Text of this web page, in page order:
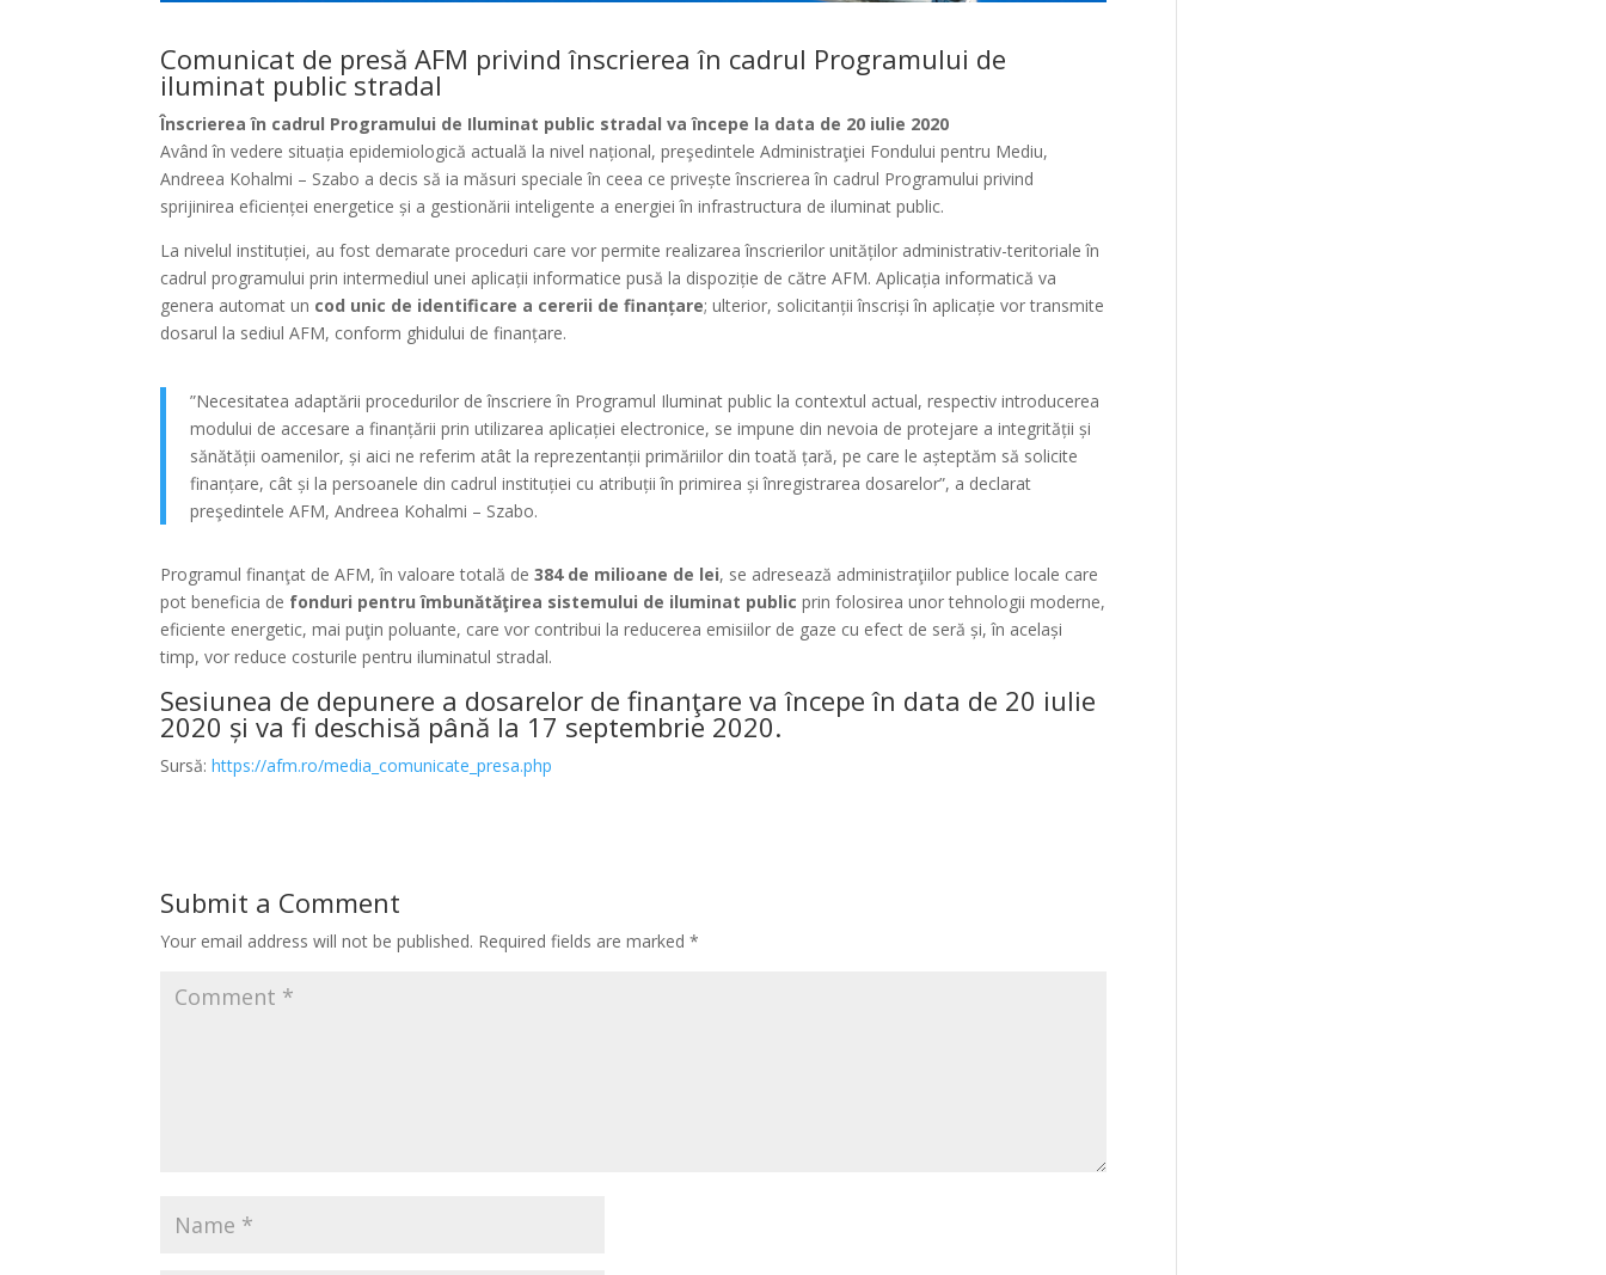
Comunicat de presă AFM privind înscrierea în cadrul Programului de
iluminat public stradal
Înscrierea în cadrul Programului de Iluminat public stradal va începe la data de 20 iulie 2020
Având în vedere situația epidemiologică actuală la nivel național, preşedintele Administraţiei Fondului pentru Mediu,
Andreea Kohalmi – Szabo a decis să ia măsuri speciale în ceea ce privește înscrierea în cadrul Programului privind
sprijinirea eficienței energetice și a gestionării inteligente a energiei în infrastructura de iluminat public.
La nivelul instituției, au fost demarate proceduri care vor permite realizarea înscrierilor unităților administrativ-teritoriale în
cadrul programului prin intermediul unei aplicații informatice pusă la dispoziție de către AFM. Aplicația informatică va
genera automat un cod unic de identificare a cererii de finanțare; ulterior, solicitanții înscriși în aplicație vor transmite
dosarul la sediul AFM, conform ghidului de finanțare.
”Necesitatea adaptării procedurilor de înscriere în Programul Iluminat public la contextul actual, respectiv introducerea
modului de accesare a finanțării prin utilizarea aplicației electronice, se impune din nevoia de protejare a integrității și
sănătății oamenilor, și aici ne referim atât la reprezentanții primăriilor din toată țară, pe care le așteptăm să solicite
finanțare, cât și la persoanele din cadrul instituției cu atribuții în primirea și înregistrarea dosarelor”, a declarat
preşedintele AFM, Andreea Kohalmi – Szabo.
Programul finanţat de AFM, în valoare totală de384 de milioane de lei, se adresează administraţiilor publice locale care
pot beneficia de fonduri pentru îmbunătăţirea sistemului de iluminat public prin folosirea unor tehnologii moderne,
eficiente energetic, mai puţin poluante, care vor contribui la reducerea emisiilor de gaze cu efect de seră și, în același
timp, vor reduce costurile pentru iluminatul stradal.
Sesiunea de depunere a dosarelor de finanţare va începe în data de 20 iulie
2020 și va fi deschisă până la 17 septembrie 2020.
Sursă:https://afm.ro/media_comunicate_presa.php
Submit a Comment
Your email address will not be published. Required fields are marked*